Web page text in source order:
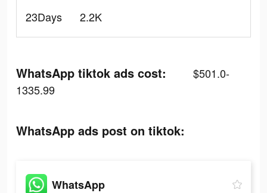
23Days
2.2K
WhatsApp tiktok ads cost:
$501.0-
1335.99
WhatsApp ads post on tiktok:
WhatsApp